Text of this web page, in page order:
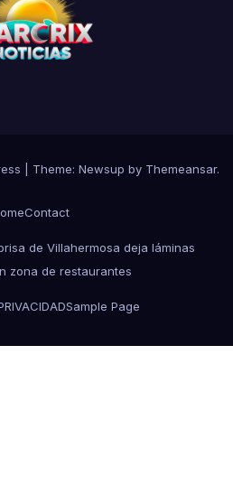
Theme: Newsup by Themeansar.
Contact
de Villahermosa deja láminas
zona de restaurantes
Sample Page